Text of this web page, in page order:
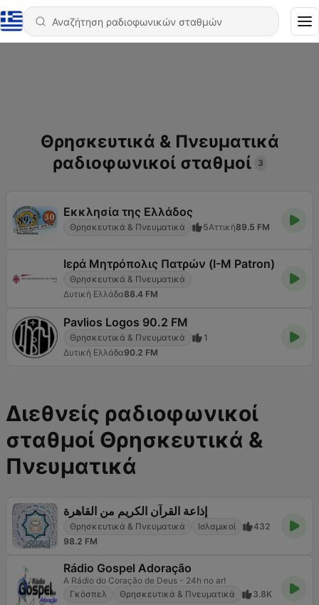
Θρησκευτικά & Πνευματικά
ραδιοφωνικοί σταθμοί
3
Εκκλησία της Ελλάδος
Θρησκευτικά & Πνευματικά 5Αττική89.5 FM
Ιερά Μητρόπολις Πατρών (I-M Patron)
Θρησκευτικά & Πνευματικά
Δυτική Ελλάδα88.4 FM
Pavlios Logos 90.2 FM
Θρησκευτικά & Πνευματικά
1
Δυτική Ελλάδα90.2 FM
Διεθνείς ραδιοφωνικοί
σταθμοί Θρησκευτικά &
Πνευματικά
إذاعة القرآن الكريم من القاهرة
Θρησκευτικά & Πνευματικά Ισλαμικοί
432
98.2 FM
Rádio Gospel Adoração
A Rádio do Coração de Deus - 24h no ar!
Γκόσπελ
Θρησκευτικά & Πνευματικά
3.8K